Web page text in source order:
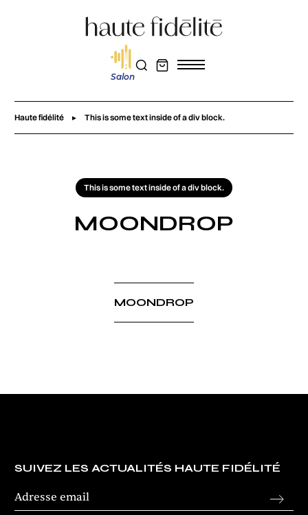
Salon
Haute fidélité This is some text inside of a div block.
This is some text inside of a div block.
MOONDROP
MOONDROP
SUIVEZ LES ACTUALITÉS HAUTE FIDÉLITÉ